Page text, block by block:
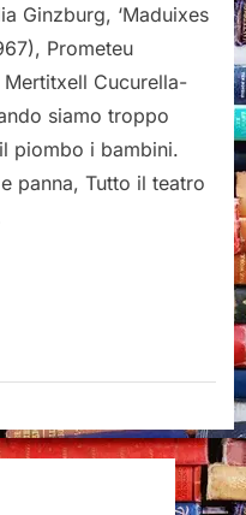
Ginzburg, ‘Maduixes
Prometeu
Cucurella-
siamo troppo
piombo i bambini.
panna, Tutto il teatro